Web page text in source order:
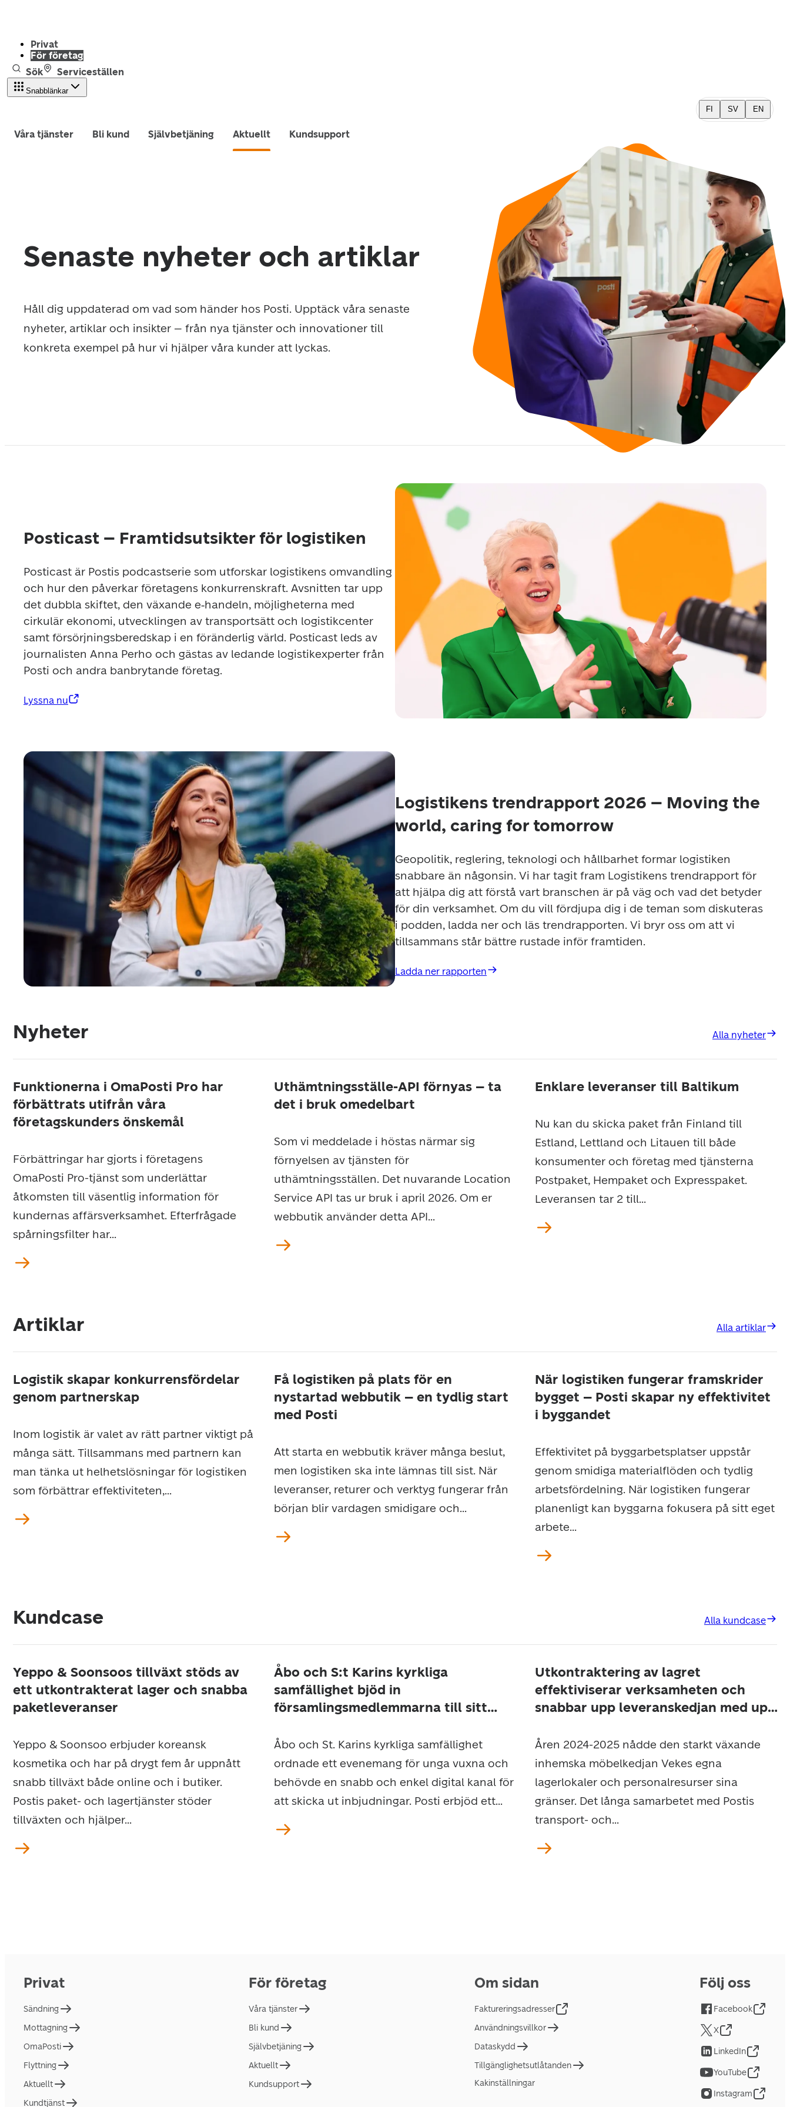
Privat
För företag
Sök
Serviceställen
Snabblänkar
FI SV EN
Våra tjänster Bli kund Självbetjäning Aktuellt Kundsupport
Senaste nyheter och artiklar
Håll dig uppdaterad om vad som händer hos Posti. Upptäck våra senaste
nyheter, artiklar och insikter – från nya tjänster och innovationer till
konkreta exempel på hur vi hjälper våra kunder att lyckas.
Posticast – Framtidsutsikter för logistiken
Posticast är Postis podcastserie som utforskar logistikens omvandling
och hur den påverkar företagens konkurrenskraft. Avsnitten tar upp
det dubbla skiftet, den växande e‑handeln, möjligheterna med
cirkulär ekonomi, utvecklingen av transportsätt och logistikcenter
samt försörjningsberedskap i en föränderlig värld. Posticast leds av
journalisten Anna Perho och gästas av ledande logistikexperter från
Posti och andra banbrytande företag.
Lyssna nu
Logistikens trendrapport 2026 – Moving the
world, caring for tomorrow
Geopolitik, reglering, teknologi och hållbarhet formar logistiken
snabbare än någonsin. Vi har tagit fram Logistikens trendrapport för
att hjälpa dig att förstå vart branschen är på väg och vad det betyder
för din verksamhet. Om du vill fördjupa dig i de teman som diskuteras
i podden, ladda ner och läs trendrapporten. Vi bryr oss om att vi
tillsammans står bättre rustade inför framtiden.
Ladda ner rapporten
Nyheter Alla nyheter
Funktionerna i OmaPosti Pro har
förbättrats utifrån våra
företagskunders önskemål
Förbättringar har gjorts i företagens
OmaPosti Pro-tjänst som underlättar
åtkomsten till väsentlig information för
kundernas affärsverksamhet. Efterfrågade
spårningsfilter har...
Uthämtningsställe-API förnyas – ta
det i bruk omedelbart
Som vi meddelade i höstas närmar sig
förnyelsen av tjänsten för
uthämtningsställen. Det nuvarande Location
Service API tas ur bruk i april 2026. Om er
webbutik använder detta API...
Enklare leveranser till Baltikum
Nu kan du skicka paket från Finland till
Estland, Lettland och Litauen till både
konsumenter och företag med tjänsterna
Postpaket, Hempaket och Expresspaket.
Leveransen tar 2 till...
Artiklar Alla artiklar
Logistik skapar konkurrensfördelar
genom partnerskap
Inom logistik är valet av rätt partner viktigt på
många sätt. Tillsammans med partnern kan
man tänka ut helhetslösningar för logistiken
som förbättrar effektiviteten,...
Få logistiken på plats för en
nystartad webbutik – en tydlig start
med Posti
Att starta en webbutik kräver många beslut,
men logistiken ska inte lämnas till sist. När
leveranser, returer och verktyg fungerar från
början blir vardagen smidigare och...
När logistiken fungerar framskrider
bygget – Posti skapar ny effektivitet
i byggandet
Effektivitet på byggarbetsplatser uppstår
genom smidiga materialflöden och tydlig
arbetsfördelning. När logistiken fungerar
planenligt kan byggarna fokusera på sitt eget
arbete...
Kundcase Alla kundcase
Yeppo & Soonsoos tillväxt stöds av
ett utkontrakterat lager och snabba
paketleveranser
Yeppo & Soonsoo erbjuder koreansk
kosmetika och har på drygt fem år uppnått
snabb tillväxt både online och i butiker.
Postis paket- och lagertjänster stöder
tillväxten och hjälper...
Åbo och S:t Karins kyrkliga
samfällighet bjöd in
församlingsmedlemmarna till sitt
deltagarantalet ökade avsevärt
Åbo och St. Karins kyrkliga samfällighet
ordnade ett evenemang för unga vuxna och
behövde en snabb och enkel digital kanal för
att skicka ut inbjudningar. Posti erbjöd ett...
Utkontraktering av lagret
effektiviserar verksamheten och
snabbar upp leveranskedjan med upp
Åren 2024-2025 nådde den starkt växande
inhemska möbelkedjan Vekes egna
lagerlokaler och personalresurser sina
gränser. Det långa samarbetet med Postis
transport- och...
Privat
Sändning
Mottagning
OmaPosti
Flyttning
Aktuellt
Kundtjänst
För företag
Våra tjänster
Bli kund
Självbetjäning
Aktuellt
Kundsupport
Om sidan
Faktureringsadresser
Användningsvillkor
Dataskydd
Tillgänglighetsutlåtanden
Kakinställningar
Följ oss
Facebook
X
LinkedIn
YouTube
Instagram